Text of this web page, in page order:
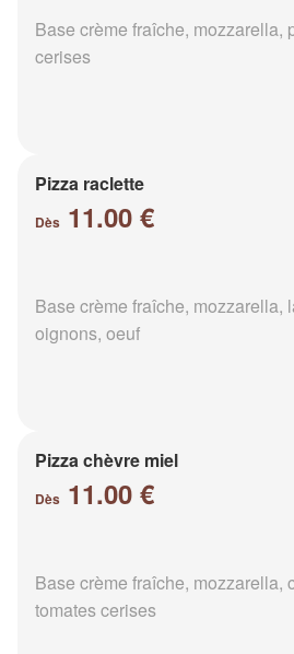
Base crème fraîche, mozzarella,
cerises
Pizza raclette
Dès 11.00 €
Base crème fraîche, mozzarella,
oignons, oeuf
Pizza chèvre miel
Dès 11.00 €
Base crème fraîche, mozzarella,
tomates cerises